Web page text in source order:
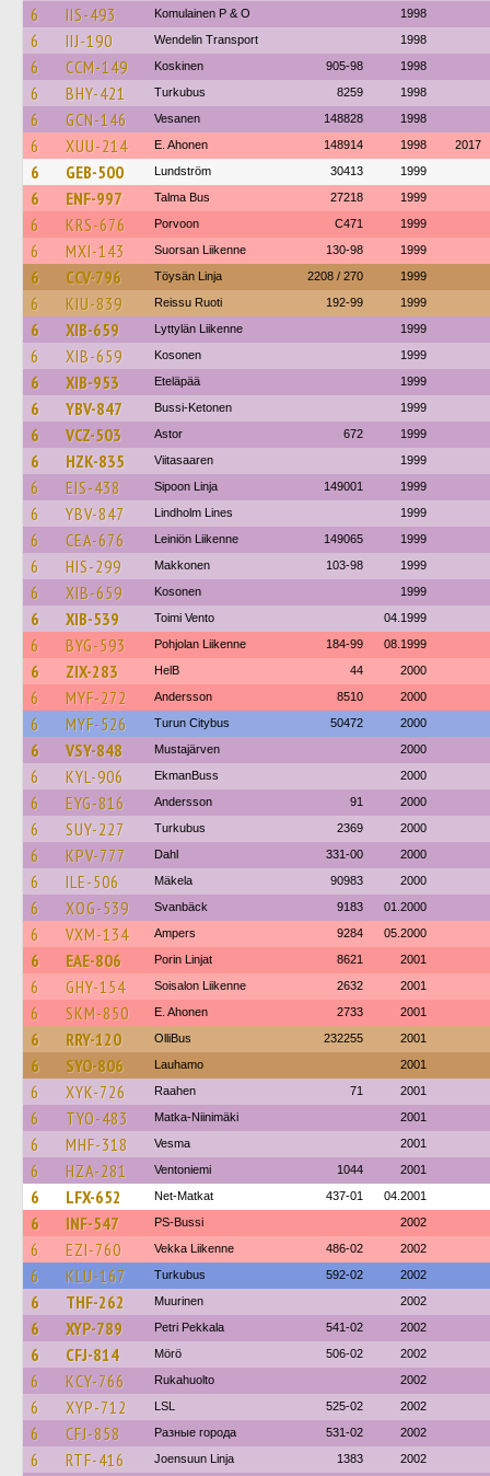
6 IIS-493 Komulainen P & O 1998
6 IIJ-190 Wendelin Transport 1998
6 CCM-149 Koskinen 905-98 1998
6 BHY-421 Turkubus 8259 1998
6 GCN-146 Vesanen 148828 1998
6 XUU-214 E. Ahonen 148914 1998 2017
6 GEB-500 Lundström 30413 1999
6 ENF-997 Talma Bus 27218 1999
6 KRS-676 Porvoon C471 1999
6 MXI-143 Suorsan Liikenne 130-98 1999
6 CCV-796 Töysän Linja 2208 / 270 1999
6 KIU-839 Reissu Ruoti 192-99 1999
6 XIB-659 Lyttylän Liikenne 1999
6 XIB-659 Kosonen 1999
6 XIB-953 Eteläpää 1999
6 YBV-847 Bussi-Ketonen 1999
6 VCZ-503 Astor 672 1999
6 HZK-835 Viitasaaren 1999
6 EIS-438 Sipoon Linja 149001 1999
6 YBV-847 Lindholm Lines 1999
6 CEA-676 Leiniön Liikenne 149065 1999
6 HIS-299 Makkonen 103-98 1999
6 XIB-659 Kosonen 1999
6 XIB-539 Toimi Vento 04.1999
6 BYG-593 Pohjolan Liikenne 184-99 08.1999
6 ZIX-283 HelB 44 2000
6 MYF-272 Andersson 8510 2000
6 MYF-526 Turun Citybus 50472 2000
6 VSY-848 Mustajärven 2000
6 KYL-906 EkmanBuss 2000
6 EYG-816 Andersson 91 2000
6 SUY-227 Turkubus 2369 2000
6 KPV-777 Dahl 331-00 2000
6 ILE-506 Mäkela 90983 2000
6 XOG-539 Svanbäck 9183 01.2000
6 VXM-134 Ampers 9284 05.2000
6 EAE-806 Porin Linjat 8621 2001
6 GHY-154 Soisalon Liikenne 2632 2001
6 SKM-850 E. Ahonen 2733 2001
6 RRY-120 OlliBus 232255 2001
6 SYO-806 Lauhamo 2001
6 XYK-726 Raahen 71 2001
6 TYO-483 Matka-Niinimäki 2001
6 MHF-318 Vesma 2001
6 HZA-281 Ventoniemi 1044 2001
6 LFX-652 Net-Matkat 437-01 04.2001
6 INF-547 PS-Bussi 2002
6 EZI-760 Vekka Liikenne 486-02 2002
6 KLU-167 Turkubus 592-02 2002
6 THF-262 Muurinen 2002
6 XYP-789 Petri Pekkala 541-02 2002
6 CFJ-814 Mörö 506-02 2002
6 KCY-766 Rukahuolto 2002
6 XYP-712 LSL 525-02 2002
6 CFJ-858 Разные города 531-02 2002
6 RTF-416 Joensuun Linja 1383 2002